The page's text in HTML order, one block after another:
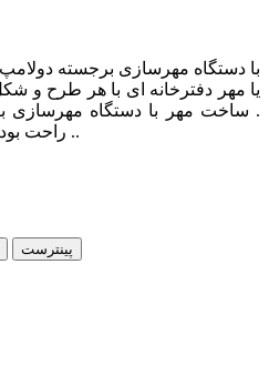
با دستگاه مهرسازی برجسته
یا مهر دفترخانه ای با هر طرح و شکل
. ساخت مهر با دستگاه مهرسازی
راحت بوده و نیاز به تخصص خاصی ندارد ..
پینترست